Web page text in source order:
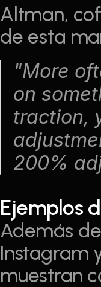
Altman,
de esta
"More
on
traction,
200%
Ejemplos
Además
Instagram
muestran